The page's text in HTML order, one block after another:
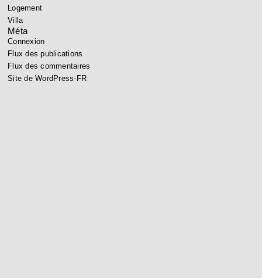
Logement
Villa
Méta
Connexion
Flux des publications
Flux des commentaires
Site de WordPress-FR